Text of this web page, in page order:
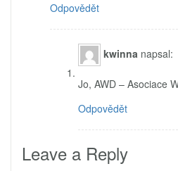
Odpovědět
kwinna napsal:
Jo, AWD – Asociace
Odpovědět
Leave a Reply